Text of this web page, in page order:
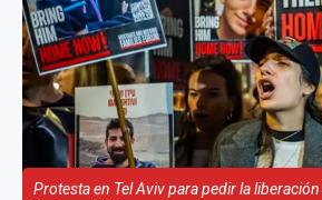
Protesta en Tel Aviv para pedir la